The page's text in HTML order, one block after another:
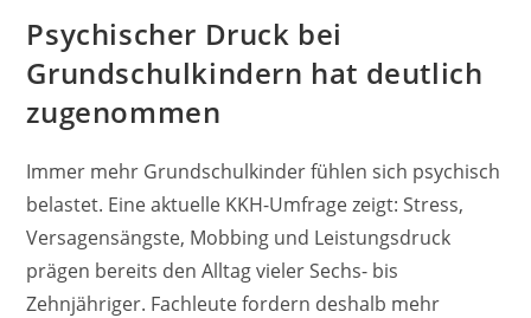
Psychischer Druck bei
Grundschulkindern hat deutlich
zugenommen
Immer mehr Grundschulkinder fühlen sich psychisch
belastet. Eine aktuelle KKH-Umfrage zeigt: Stress,
Versagensängste, Mobbing und Leistungsdruck
prägen bereits den Alltag vieler Sechs- bis
Zehnjähriger. Fachleute fordern deshalb mehr